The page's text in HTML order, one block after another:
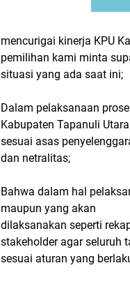
mencurigai kinerja KPU
pemilihan kami minta
situasi yang ada saat ini;
Dalam pelaksanaan
Kabupaten Tapanuli
sesuai asas
dan netralitas;
Bahwa dalam hal
maupun yang akan
dilaksanakan seperti
stakeholder agar seluruh
sesuai aturan yang